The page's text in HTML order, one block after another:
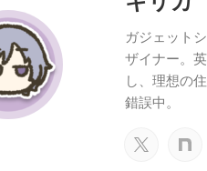
ガジェット
ザイナー。
し、理想の
錯誤中。